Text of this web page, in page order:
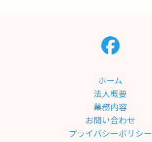
ホーム
法人概要
業務内容
お問い合わせ
プライバシーポリシー